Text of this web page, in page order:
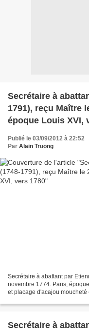
Secrétaire à
1791), reçu Maître
époque Louis XVI,
Publié le 03/09/2012 à 22:52
Par Alain Truong
Secrétaire à abattant par
novembre 1774. Paris,
et placage d'acajou
Secrétaire à abattant. Attribué à